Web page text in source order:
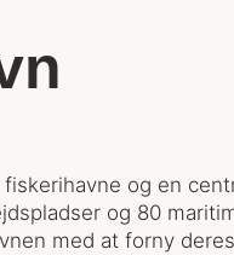
og en
og 80
med at forny